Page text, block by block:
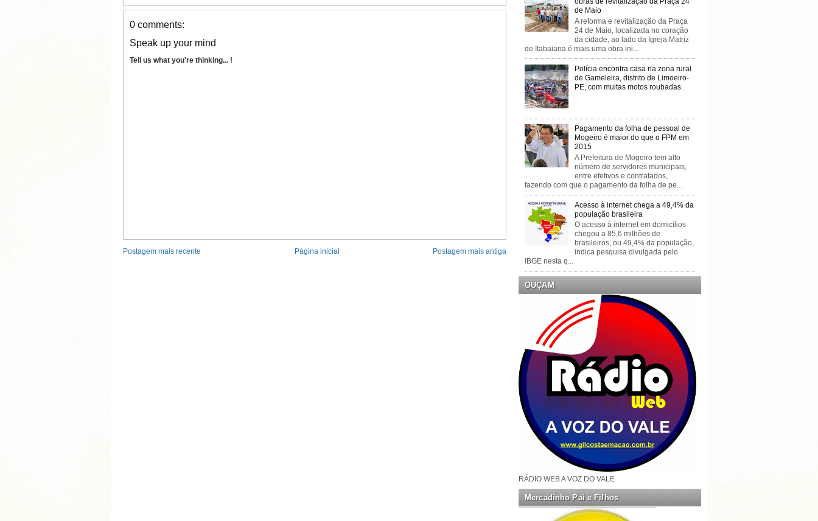
0 comments:
Speak up your mind
Tell us what you're thinking... !
Postagem mais recente Postagem mais antiga
Página inicial
de Maio
A reforma e revitalização da Praça
24 de Maio, localizada no coração
da cidade, ao lado da Igreja Matriz
de Itabaiana é mais uma obra ini...
Polícia encontra casa na zona rural
de Gameleira, distrito de Limoeiro-
PE, com muitas motos roubadas.
Pagamento da folha de pessoal de
Mogeiro é maior do que o FPM em
2015
A Prefeitura de Mogeiro tem alto
número de servidores municipais,
entre efetivos e contratados,
fazendo com que o pagamento da folha de pe...
Acesso à internet chega a 49,4% da
população brasileira
O acesso à internet em domicílios
chegou a 85,6 milhões de
brasileiros, ou 49,4% da população,
indica pesquisa divulgada pelo
IBGE nesta q...
OUÇAM
RÁDIO WEB A VOZ DO VALE
Mercadinho Pai e Filhos